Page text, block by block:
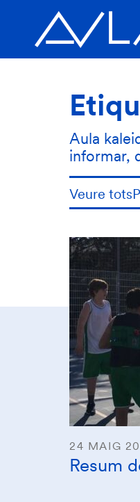
Aula
informar,
Veure tots
24 MAIG
Resum